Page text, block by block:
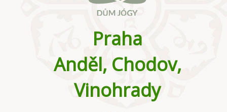
Praha
Anděl, Chodov,
Vinohrady